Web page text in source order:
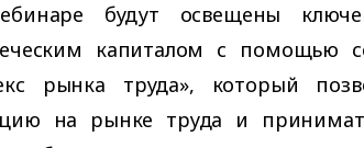
будут освещены
капиталом с помощью
рынка труда», который
на рынке труда и